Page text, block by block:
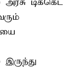
டிக்கெட்